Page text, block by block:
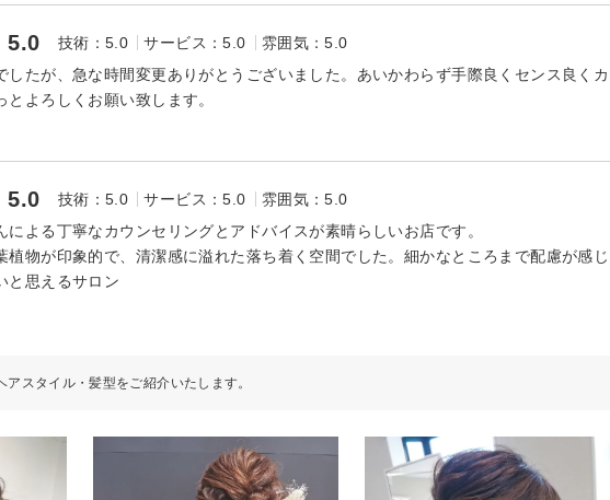
5.0 技術：5.0 サービス：5.0 雰囲気：5.0
したが、急な時間変更ありがとうございました。あいかわらず手際良くセンス良く
とよろしくお願い致します。
5.0 技術：5.0 サービス：5.0 雰囲気：5.0
による丁寧なカウンセリングとアドバイスが素晴らしいお店です。
植物が印象的で、清潔感に溢れた落ち着く空間でした。細かなところまで配慮が感
と思えるサロン
アスタイル・髪型をご紹介いたします。